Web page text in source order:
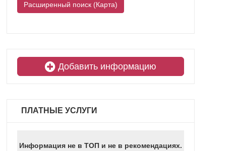
Расширенный поиск (Карта)
Добавить информацию
ПЛАТНЫЕ УСЛУГИ
Информация не в ТОП и не в рекомендациях.